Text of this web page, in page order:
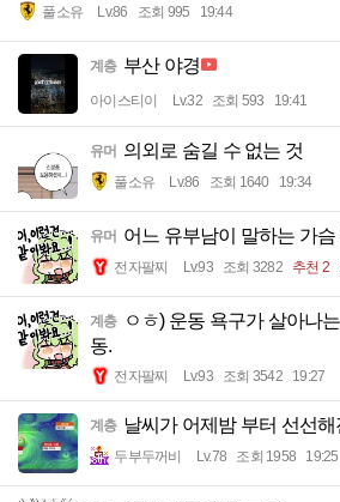
풀소유 Lv.86 조회 995 19:44
계층 부산 야경
아이스티이 Lv.32 조회 593 19:41
유머 의외로 숨길 수 없는 것
풀소유 Lv.86 조회 1640 19:34
유머 어느 유부남이 말하는 가
전자팔찌 Lv.93 조회 3282 추천 2
계층
ㅇㅎ) 운동 욕구가 살아나
동.
전자팔찌 Lv.93 조회 3542 19:27
계층 날씨가 어제밤 부터 선선
두부두꺼비 Lv.78 조회 1958 19:25